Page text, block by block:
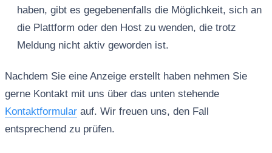
haben, gibt es gegebenenfalls die Möglichkeit, sich an
die Plattform oder den Host zu wenden, die trotz
Meldung nicht aktiv geworden ist.
Nachdem Sie eine Anzeige erstellt haben nehmen Sie
gerne Kontakt mit uns über das unten stehende
Kontaktformularauf. Wir freuen uns, den Fall
entsprechend zu prüfen.